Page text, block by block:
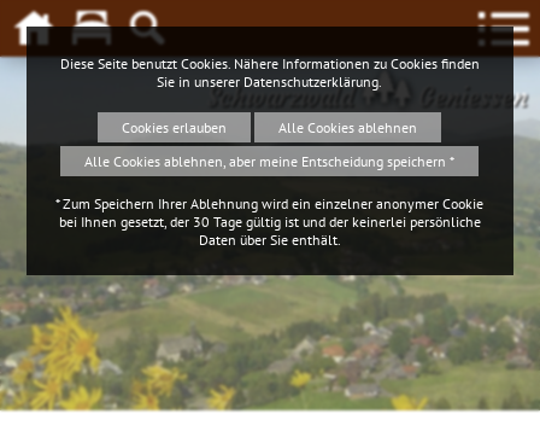
Schwarzwald Geniessen
Diese Seite benutzt Cookies. Nähere Informationen zu Cookies finden
Sie in unserer Datenschutzerklärung
Cookies erlauben
Alle Cookies ablehnen
Alle Cookies ablehnen, aber meine Entscheidung speichern *
* Zum Speichern Ihrer Ablehnung wird ein einzelner anonymer Cookie
bei Ihnen gesetzt, der 30 Tage gültig ist und der keinerlei persönliche
Daten über Sie enthält.